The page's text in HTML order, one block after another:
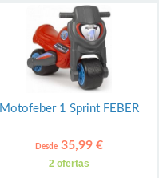
Motofeber 1 Sprint FEBER
Desde35,99 €
2 ofertas